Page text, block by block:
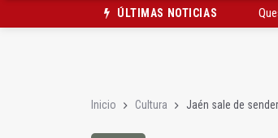
ÚLTIMAS NOTICIAS
Inicio Cultura Jaén sale de